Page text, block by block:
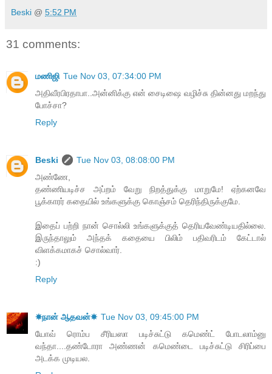
Beski @ 5:52 PM
31 comments:
மணிஜி Tue Nov 03, 07:34:00 PM
அதிவீரபிரதாபா..அன்னிக்கு என் சைடிஷை வழிச்சு தின்னது மறந்து
போச்சா?
Reply
Beski
Tue Nov 03, 08:08:00 PM
அண்ணே,
தண்ணியடிச்ச அப்றம் வேறு நிறத்துக்கு மாறுமே! ஏற்கனவே
பூக்காரர் கதையில் உங்களுக்கு கொஞ்சம் தெரிந்திருக்குமே.
இதைப் பற்றி நான் சொல்லி உங்களுக்குத் தெரியவேண்டியதில்லை.
இருந்தாலும் அந்தக் கதையை பிலிம் பதிவரிடம் கேட்டால்
விளக்கமாகச் சொல்வார்.
:)
Reply
☀நான் ஆதவன்☀ Tue Nov 03, 09:45:00 PM
யோவ் ரொம்ப சீரியஸா படிச்சுட்டு கமெண்ட் போடலாம்னு
வந்தா....தண்டோரா அண்ணன் கமெண்டை படிச்சுட்டு சிரிப்பை
அடக்க முடியல.